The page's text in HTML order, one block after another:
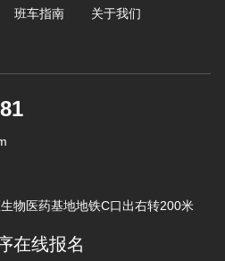
班车指南 关于我们
物医药基地地铁C口出右转200米
在线报名